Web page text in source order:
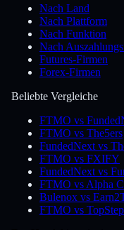
Nach Land
Nach Plattform
Nach Funktion
Nach
Futures-Firmen
Forex-Firmen
Beliebte Vergleiche
FTMO vs
FTMO vs The5ers
FundedNext vs
FTMO vs FXIFY
FundedNext vs
FTMO vs Alpha
Bulenox vs
FTMO vs TopStep